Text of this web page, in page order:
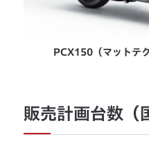
PCX150（マットテ
販売計画台数（